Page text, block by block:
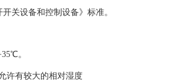
关设备和控制设备》标准。
。
许有较大的相对湿度